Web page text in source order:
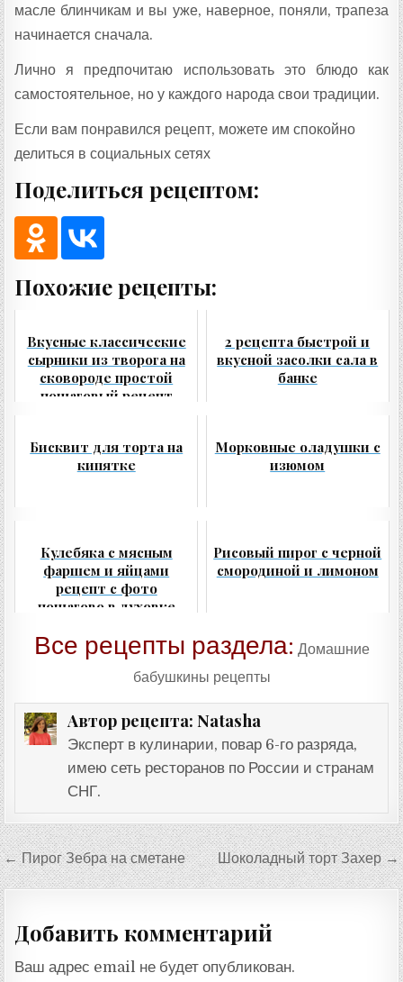
масле блинчикам и вы уже, наверное, поняли, трапеза
начинается сначала.
Лично я предпочитаю использовать это блюдо как
самостоятельное, но у каждого народа свои традиции.
Если вам понравился рецепт, можете им спокойно
делиться в социальных сетях
Поделиться рецептом:
Похожие рецепты:
Вкусные классические
сырники из творога на
сковороде простой
пошаговый рецепт
2 рецепта быстрой и
вкусной засолки сала в
банке
Бисквит для торта на
кипятке
Морковные оладушки с
изюмом
Кулебяка с мясным
фаршем и яйцами
рецепт с фото
пошагово в духовке
Рисовый пирог с черной
смородиной и лимоном
Все рецепты раздела: Домашние
бабушкины рецепты
Автор рецепта: Natasha
Эксперт в кулинарии, повар 6-го разряда,
имею сеть ресторанов по России и странам
СНГ.
Навигация
по
← Пирог Зебра на сметане Шоколадный торт Захер →
Добавить комментарий
Ваш адрес email не будет опубликован.